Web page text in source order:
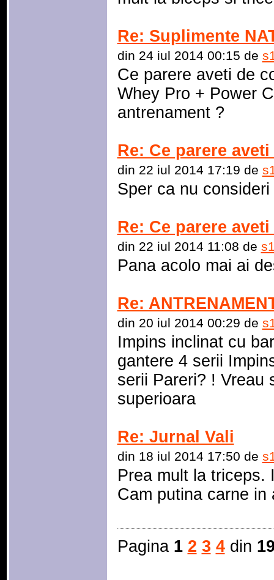
Re: Suplimente
din 24 iul 2014 00:15 de
Ce parere aveti de
Whey Pro + Power
antrenament ?
Re: Ce parere
din 22 iul 2014 17:19 de
Sper ca nu
Re: Ce parere
din 22 iul 2014 11:08 de
Pana acolo mai ai
Re:
din 20 iul 2014 00:29 de
Impins inclinat cu
gantere 4 serii
serii Pareri? ! Vreau
superioara
Re: Jurnal Vali
din 18 iul 2014 17:50 de
Prea mult la triceps.
Cam putina carne in
Pagina 1 2 3 4din